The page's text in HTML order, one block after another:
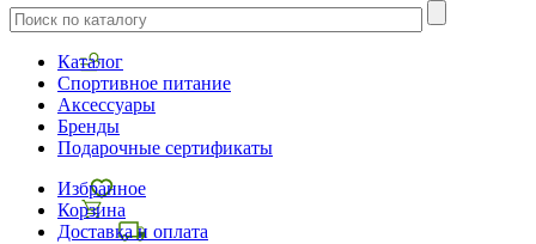
Каталог
Спортивное питание
Аксессуары
Бренды
Подарочные сертификаты
Избранное
Корзина
Доставка и оплата